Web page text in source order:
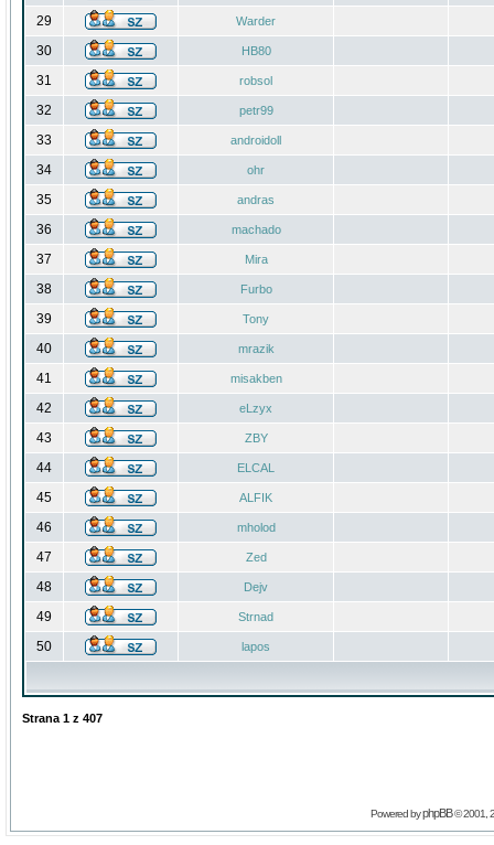
29 Warder
30 HB80
31 robsol
32 petr99
33 androidoll
34 ohr
35 andras
36 machado
37 Mira
38 Furbo
39 Tony
40 mrazik
41 misakben
42 eLzyx
43 ZBY
44 ELCAL
45 ALFIK
46 mholod
47 Zed
48 Dejv
49 Strnad
50 lapos
Strana 1 z 407
Powered byphpBB© 2001,